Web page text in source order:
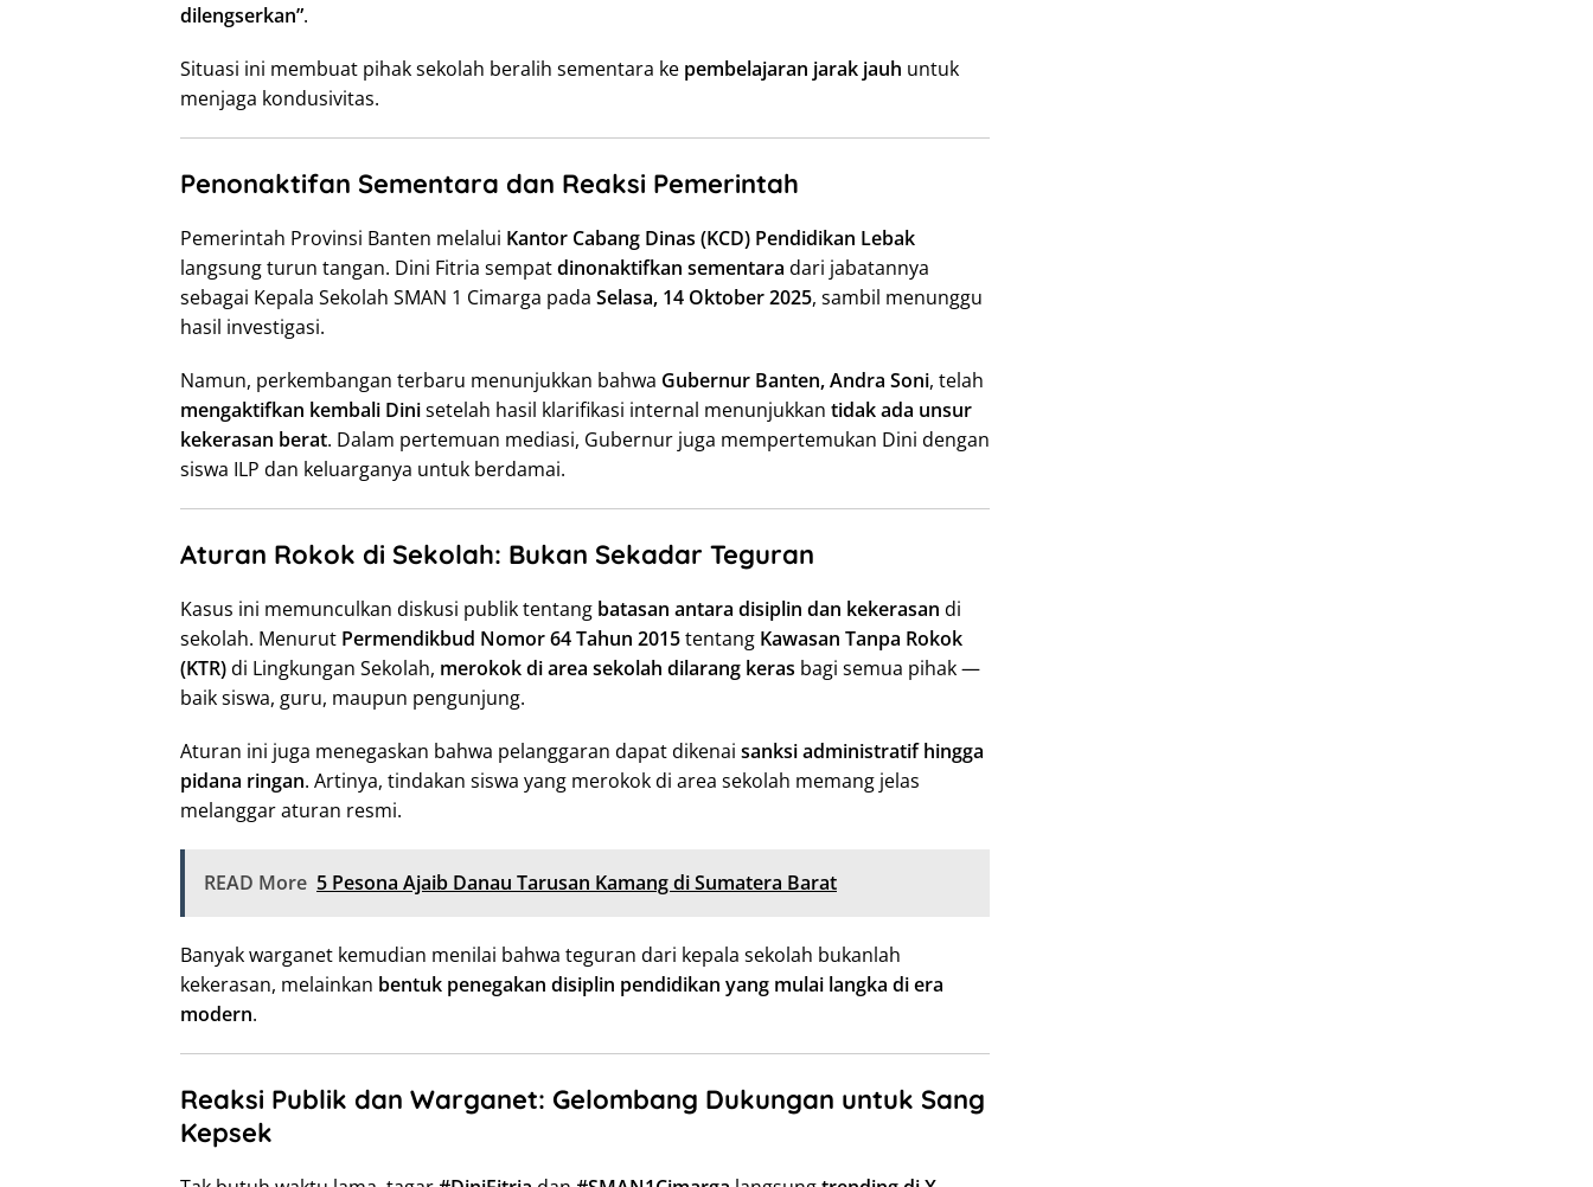
dilengserkan”.
Situasi ini membuat pihak sekolah beralih sementara ke pembelajaran jarak jauh untuk
menjaga kondusivitas.
Penonaktifan Sementara dan Reaksi Pemerintah
Pemerintah Provinsi Banten melalui Kantor Cabang Dinas (KCD) Pendidikan Lebak
langsung turun tangan. Dini Fitria sempatdinonaktifkan sementara dari jabatannya
sebagai Kepala Sekolah SMAN 1 Cimarga pada Selasa, 14 Oktober 2025, sambil menunggu
hasil investigasi.
Namun, perkembangan terbaru menunjukkan bahwa Gubernur Banten, Andra Soni, telah
mengaktifkan kembali Dinisetelah hasil klarifikasi internal menunjukkan tidak ada unsur
kekerasan berat. Dalam pertemuan mediasi, Gubernur juga mempertemukan Dini dengan
siswa ILP dan keluarganya untuk berdamai.
Aturan Rokok di Sekolah: Bukan Sekadar Teguran
Kasus ini memunculkan diskusi publik tentang batasan antara disiplin dan kekerasan di
sekolah. Menurut Permendikbud Nomor 64 Tahun 2015tentang Kawasan Tanpa Rokok
(KTR)di Lingkungan Sekolah, merokok di area sekolah dilarang keras bagi semua pihak —
baik siswa, guru, maupun pengunjung.
Aturan ini juga menegaskan bahwa pelanggaran dapat dikenai sanksi administratif hingga
pidana ringan. Artinya, tindakan siswa yang merokok di area sekolah memang jelas
melanggar aturan resmi.
READ More 5 Pesona Ajaib Danau Tarusan Kamang di Sumatera Barat
Banyak warganet kemudian menilai bahwa teguran dari kepala sekolah bukanlah
kekerasan, melainkan bentuk penegakan disiplin pendidikan yang mulai langka di era
modern.
Reaksi Publik dan Warganet: Gelombang Dukungan untuk Sang
Kepsek